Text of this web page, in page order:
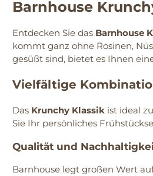
Barnhouse
Entdecken Sie das Barnhouse
kommt ganz ohne Rosinen,
gesüßt sind, bietet es Ihnen
Vielfältige
Das Krunchy Klassik ist ideal
Sie Ihr persönliches
Qualität und
Barnhouse legt großen Wert